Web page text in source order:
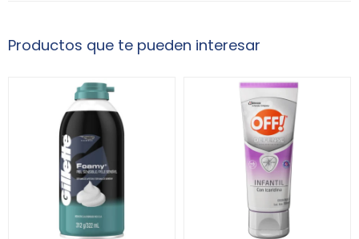
Productos que te pueden interesar